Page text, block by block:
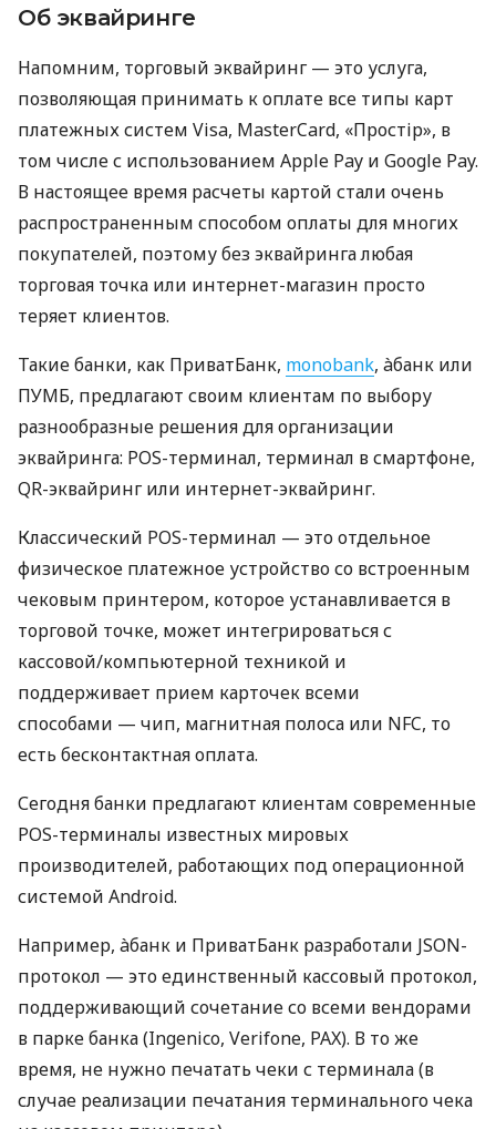
Об эквайринге
Напомним, торговый эквайринг — это услуга,
позволяющая принимать к оплате все типы карт
платежных систем Visa, MasterCard, «Простір», в
том числе с использованием Apple Pay и Google Pay.
В настоящее время расчеты картой стали очень
распространенным способом оплаты для многих
покупателей, поэтому без эквайринга любая
торговая точка или интернет-магазин просто
теряет клиентов.
Такие банки, как ПриватБанк, monobank, àбанк или
ПУМБ, предлагают своим клиентам по выбору
разнообразные решения для организации
эквайринга: POS-терминал, терминал в смартфоне,
QR-эквайринг или интернет-эквайринг.
Классический POS-терминал — это отдельное
физическое платежное устройство со встроенным
чековым принтером, которое устанавливается в
торговой точке, может интегрироваться с
кассовой/компьютерной техникой и
поддерживает прием карточек всеми
способами — чип, магнитная полоса или NFC, то
есть бесконтактная оплата.
Сегодня банки предлагают клиентам современные
POS-терминалы известных мировых
производителей, работающих под операционной
системой Android.
Например, àбанк и ПриватБанк разработали JSON-
протокол — это единственный кассовый протокол,
поддерживающий сочетание со всеми вендорами
в парке банка (Ingenico, Verifone, PAX). В то же
время, не нужно печатать чеки с терминала (в
случае реализации печатания терминального чека